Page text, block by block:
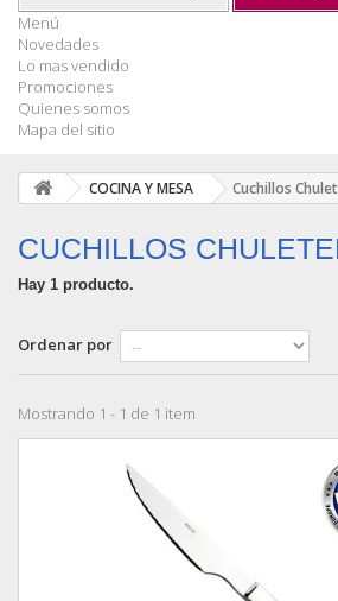
Menú
Novedades
Lo mas vendido
Promociones
Quienes somos
Mapa del sitio
COCINA Y MESA Cuchillos
CUCHILLOS
Hay 1 producto.
Ordenar por
Mostrando 1 - 1 de 1 item